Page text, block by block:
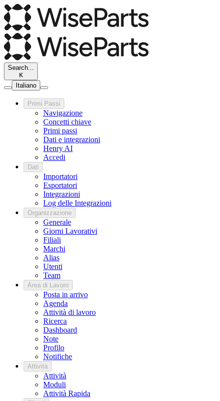
Search...
K
Italiano
Primi Passi
Navigazione
Concetti chiave
Primi passi
Dati e integrazioni
Henry AI
Accedi
Dati
Importatori
Esportatori
Integrazioni
Log delle Integrazioni
Organizzazione
Generale
Giorni Lavorativi
Filiali
Marchi
Alias
Utenti
Team
Area di Lavoro
Posta in arrivo
Agenda
Attività di lavoro
Ricerca
Dashboard
Note
Profilo
Notifiche
Attività
Attività
Moduli
Attività Rapida